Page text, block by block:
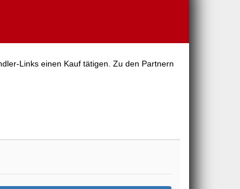
Links einen Kauf tätigen. Zu den Partnern